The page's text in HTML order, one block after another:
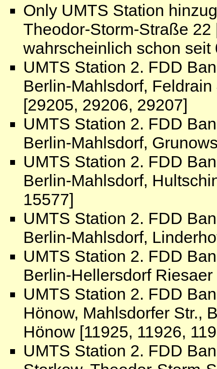
Only UMTS Station
Theodor-Storm-Straße
wahrscheinlich schon
UMTS Station 2. FDD
Berlin-Mahlsdorf,
[29205, 29206, 29207]
UMTS Station 2. FDD
Berlin-Mahlsdorf,
UMTS Station 2. FDD
Berlin-Mahlsdorf,
15577]
UMTS Station 2. FDD
Berlin-Mahlsdorf,
UMTS Station 2. FDD
Berlin-Hellersdorf
UMTS Station 2. FDD
Hönow, Mahlsdorfer Str.,
Hönow [11925, 11926,
UMTS Station 2. FDD